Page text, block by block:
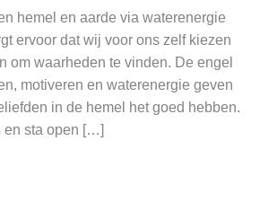
hemel en aarde via waterenergie
ervoor dat wij voor ons zelf kiezen
om waarheden te vinden. De engel
motiveren en waterenergie geven
in de hemel het goed hebben.
en sta open […]